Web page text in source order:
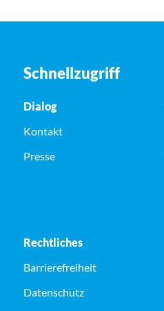
Schnellzugriff
Dialog
Kontakt
Presse
Rechtliches
Barrierefreiheit
Datenschutz